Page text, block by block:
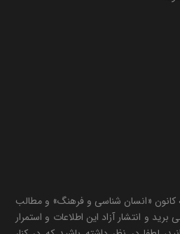
کانون «انسان شناسی و فرهنگ» و مطالب
و انتشار آزاد این اطلاعات و استمرار